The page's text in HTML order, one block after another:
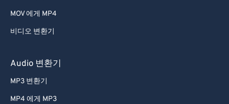
MOV 에게 MP4
비디오 변환기
Audio 변환기
MP3 변환기
MP4 에게 MP3